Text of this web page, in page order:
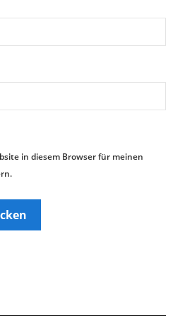
in diesem Browser für meinen